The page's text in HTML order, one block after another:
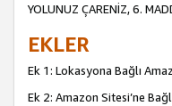
YOLUNUZ ÇARENİZ, 6.
EKLER
Ek 1: Lokasyona Bağlı
Ek 2: Amazon Sitesi’ne